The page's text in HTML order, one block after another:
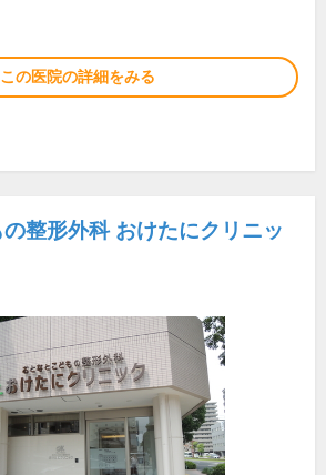
この医院の詳細をみる
整形外科 おけたにクリニッ